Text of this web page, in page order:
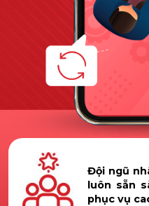
Đội ngũ
luôn sẵn
phục vụ